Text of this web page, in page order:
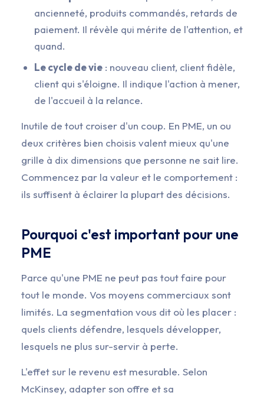
ancienneté, produits commandés, retards de
paiement. Il révèle qui mérite de l'attention, et
quand.
Le cycle de vie : nouveau client, client fidèle,
client qui s'éloigne. Il indique l'action à mener,
de l'accueil à la relance.
Inutile de tout croiser d'un coup. En PME, un ou
deux critères bien choisis valent mieux qu'une
grille à dix dimensions que personne ne sait lire.
Commencez par la valeur et le comportement :
ils suffisent à éclairer la plupart des décisions.
Pourquoi c'est important pour une
PME
Parce qu'une PME ne peut pas tout faire pour
tout le monde. Vos moyens commerciaux sont
limités. La segmentation vous dit où les placer :
quels clients défendre, lesquels développer,
lesquels ne plus sur-servir à perte.
L'effet sur le revenu est mesurable. Selon
McKinsey, adapter son offre et sa